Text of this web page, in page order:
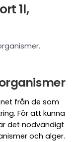
1l,
från de som
För att kunna
det nödvändigt
och alger.